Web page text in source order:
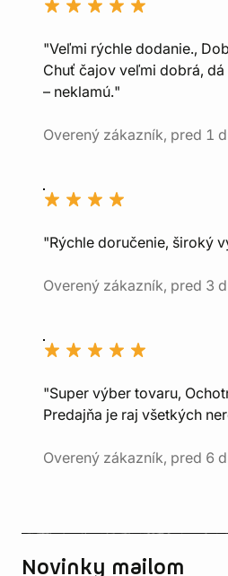
"Veľmi rýchle dodanie.,
Chuť čajov veľmi dobrá,
– neklamú."
Overený zákazník, pred 1
"Rýchle doručenie, široký
Overený zákazník, pred 3
"Super výber tovaru,
Predajňa je raj všetkých
Overený zákazník, pred 6
Novinky mailom